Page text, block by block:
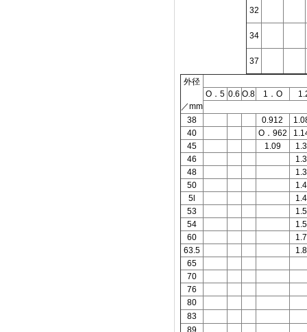
32
34
37
外径
／mm
O．5 0.6 O.8 1．O
38 0.912
40
O．962
45
1.09
46
48
50
5l
53
54
60
63.5
65
70
76
80
83
89